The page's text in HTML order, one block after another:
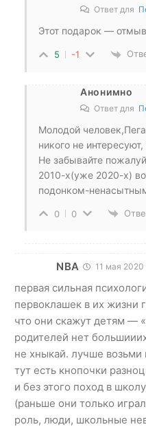
Ответ для
Этот подарок —
5 -1
Анонимно
Ответ для
Молодой
никого не
Не забывайте
2010-х(уже 2020-х) во
подонком-
0 0
NBA 11 мая 2020
первая сильная
первоклашек в их жизни
что они скажут детям —
родителей нет
не хныкай. лучше возьми
тут есть кнопочки
и без этого поход в
(раньше они только
роль, люди, школьные